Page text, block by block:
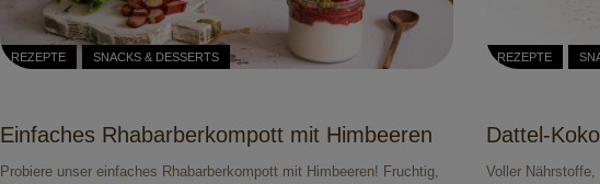
REZEPTE SNACKS & DESSERTS
Einfaches Rhabarberkompott mit Himbeeren
Probiere unser einfaches Rhabarberkompott mit Himbeeren! Fruchtig,
REZEPTE
Dattel-
Voller